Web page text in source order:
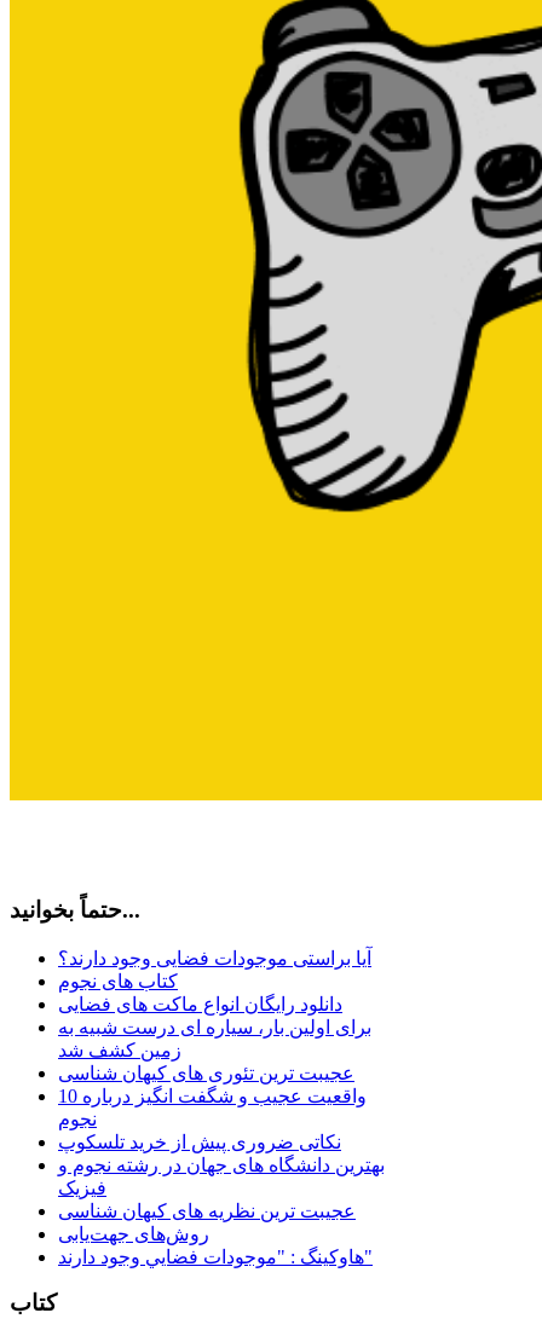
حتماً بخوانید...
آیا براستی موجودات فضایی وجود دارند؟
کتاب های نجوم
دانلود رایگان انواع ماکت های فضایی
برای اولین بار، سیاره ای درست شبیه به
زمین کشف شد
عجیبت ترین تئوری های کیهان شناسی
10 واقعیت عجیب و شگفت انگیز درباره
نجوم
نکاتی ضروری پیش از خرید تلسکوپ
بهترین دانشگاه های جهان در رشته نجوم و
فیزیک
عجیبت ترین نظریه های کیهان شناسی
روش‌های جهت‌یابی
هاوكينگ : "موجودات فضايي وجود دارند"
کتاب